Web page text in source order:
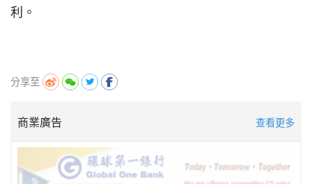
利。
分享至
商業廣告 查看更多